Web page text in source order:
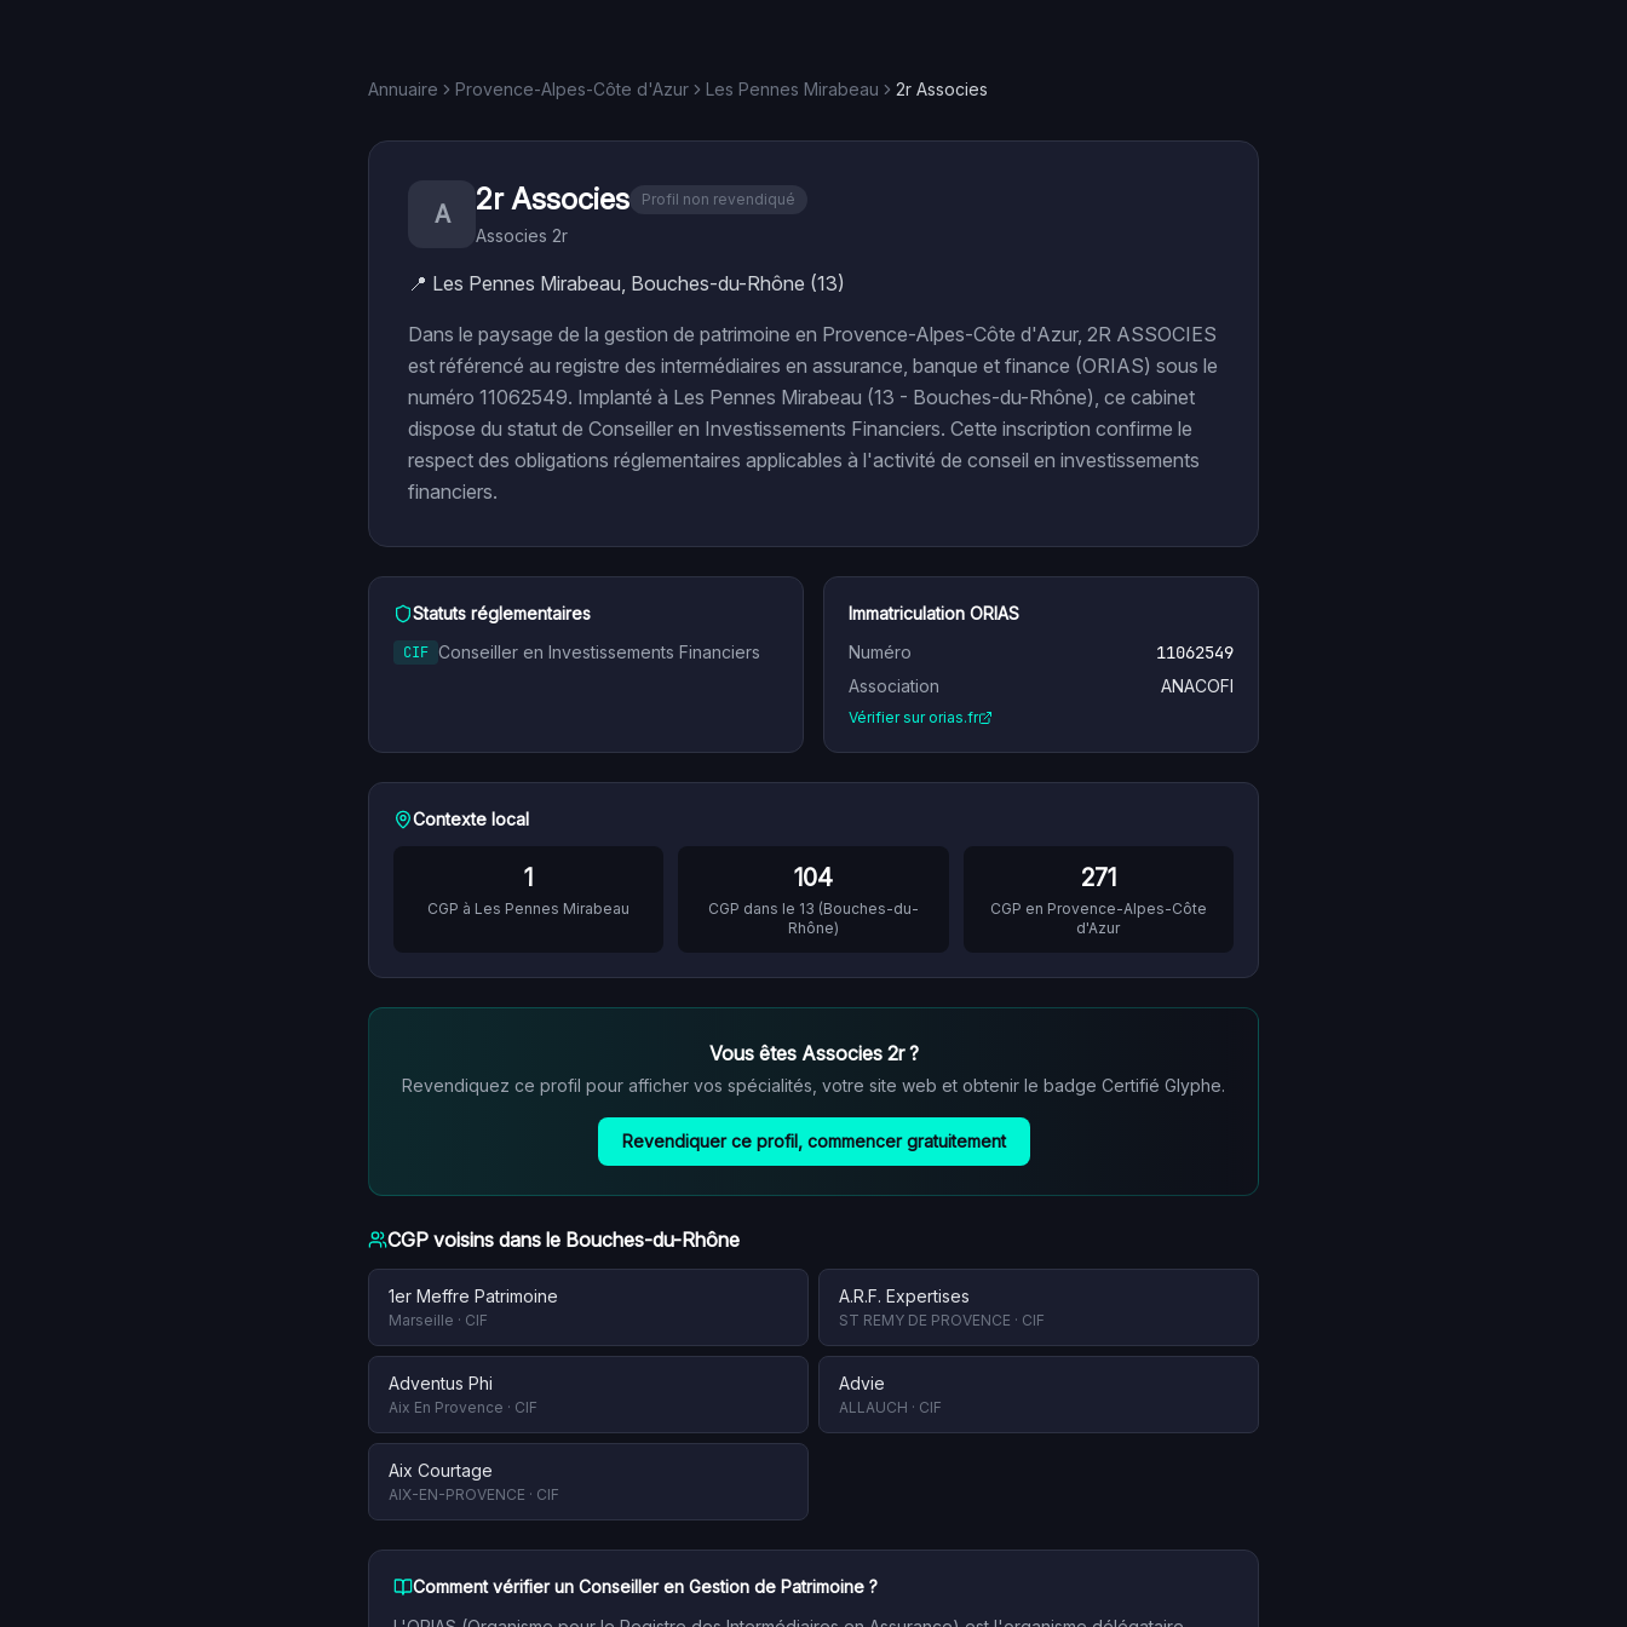
Annuaire Provence-Alpes-Côte d'Azur Les Pennes Mirabeau 2r Associes
A 2r Associes Profil non revendiqué
Associes 2r
📍 Les Pennes Mirabeau, Bouches-du-Rhône (13)
Dans le paysage de la gestion de patrimoine en Provence-Alpes-Côte d'Azur, 2R ASSOCIES
est référencé au registre des intermédiaires en assurance, banque et finance (ORIAS) sous le
numéro 11062549. Implanté à Les Pennes Mirabeau (13 - Bouches-du-Rhône), ce cabinet
dispose du statut de Conseiller en Investissements Financiers. Cette inscription confirme le
respect des obligations réglementaires applicables à l'activité de conseil en investissements
financiers.
Statuts réglementaires
CIF Conseiller en Investissements Financiers
Immatriculation ORIAS
Numéro
11062549
Association ANACOFI
Vérifier sur orias.fr
Contexte local
1
CGP à Les Pennes Mirabeau
104
CGP dans le 13 (Bouches-du-
Rhône)
271
CGP en Provence-Alpes-Côte
d'Azur
Vous êtes Associes 2r?
Revendiquez ce profil pour afficher vos spécialités, votre site web et obtenir le badge Certifié Glyphe.
Revendiquer ce profil, commencer gratuitement
CGP voisins dans le Bouches-du-Rhône
1er Meffre Patrimoine
Marseille · CIF
A.R.F. Expertises
ST REMY DE PROVENCE · CIF
Adventus Phi
Aix En Provence · CIF
Advie
ALLAUCH · CIF
Aix Courtage
AIX-EN-PROVENCE · CIF
Comment vérifier un Conseiller en Gestion de Patrimoine ?